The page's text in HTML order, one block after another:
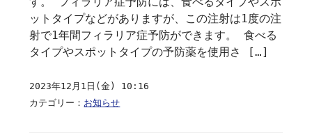
ットタイプなどがありますが、この注射は1度の注
射で1年間フィラリア症予防ができます。 食べる
タイプやスポットタイプの予防薬を使用さ […]
2023年12月1日(金) 10:16
カテゴリー： お知らせ